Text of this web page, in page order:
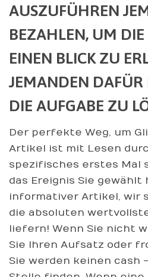
AUSZUFÜHREN
BEZAHLEN, UM
EINEN BLICK ZU
JEMANDEN
DIE AUFGABE ZU
Der perfekte Weg, um
Artikel ist mit Lesen
spezifisches erstes Mal
das Ereignis Sie gewählt
informativer Artikel, wir
die absoluten
liefern! Wenn Sie nicht
Sie Ihren Aufsatz oder
Sie werden keinen cash